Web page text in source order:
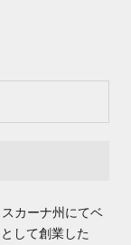
カーナ州にてベ
して創業した